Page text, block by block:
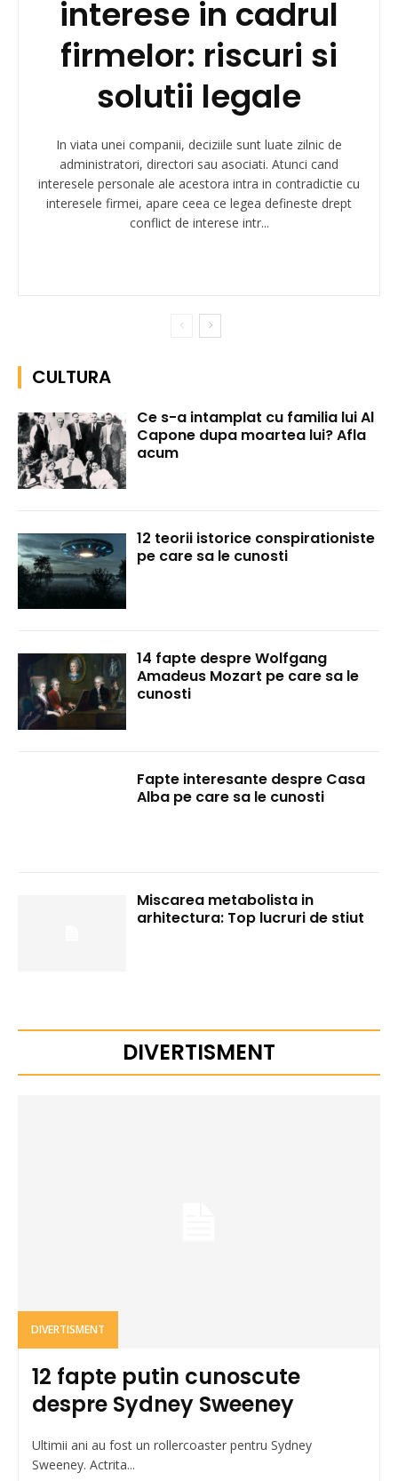
interese in cadrul
firmelor: riscuri si
solutii legale
In viata unei companii, deciziile sunt luate zilnic de
administratori, directori sau asociati. Atunci cand
interesele personale ale acestora intra in contradictie cu
interesele firmei, apare ceea ce legea defineste drept
conflict de interese intr...
CULTURA
Ce s-a intamplat cu familia lui Al
Capone dupa moartea lui? Afla
acum
12 teorii istorice conspirationiste
pe care sa le cunosti
14 fapte despre Wolfgang
Amadeus Mozart pe care sa le
cunosti
Fapte interesante despre Casa
Alba pe care sa le cunosti
Miscarea metabolista in
arhitectura: Top lucruri de stiut
DIVERTISMENT
DIVERTISMENT
12 fapte putin cunoscute
despre Sydney Sweeney
Ultimii ani au fost un rollercoaster pentru Sydney
Sweeney. Actrita...